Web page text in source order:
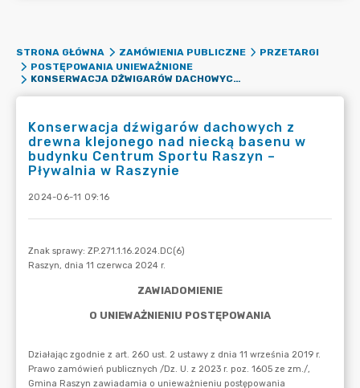
STRONA GŁÓWNA ZAMÓWIENIA PUBLICZNE
PRZETARGI
POSTĘPOWANIA UNIEWAŻNIONE
KONSERWACJA DŹWIGARÓW DACHOWYCH Z DREWNA KLEJONEGO NAD NIECKĄ BASENU W BUDYNKU CENTRUM SPORTU RASZYN – PŁYWALNIA W RASZYNIE
Konserwacja dźwigarów dachowych z
drewna klejonego nad niecką basenu w
budynku Centrum Sportu Raszyn –
Pływalnia w Raszynie
2024-06-11 09:16